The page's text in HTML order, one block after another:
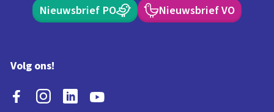
Nieuwsbrief PO Nieuwsbrief VO
Volg ons!